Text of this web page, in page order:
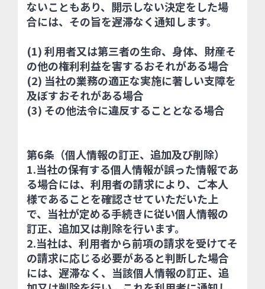
ないこともあり、開示しない決定をした場
合には、その旨を遅滞なく通知します。
(1) 利用者又は第三者の生命、身体、財産そ
の他の権利利益を害するおそれがある場合
(2) 当社の業務の適正な実施に著しい支障を
及ぼすおそれがある場合
(3) その他法令に違反することとなる場合
第6条（個人情報の訂正、追加及び削除）
1.当社の保有する個人情報が誤った情報であ
る場合には、利用者の請求により、ご本人
様であることを確認させていただいた上
で、当社が定める手続きに従い個人情報の
訂正、追加又は削除を行います。
2.当社は、利用者から前項の請求を受けてそ
の請求に応じる必要があると判断した場合
には、遅滞なく、当該個人情報の訂正、追